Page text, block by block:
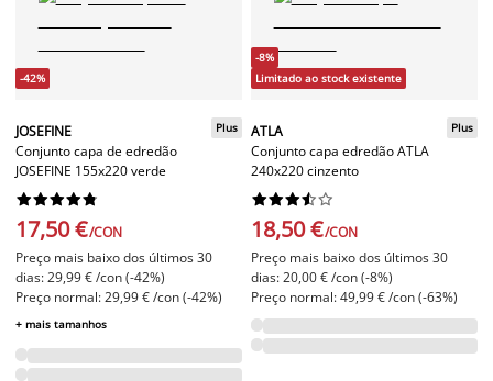
-42%
JOSEFINE
Conjunto capa de edredão
JOSEFINE 155x220 verde
Plus






17,50 €/CON
Preço mais baixo dos últimos 30
dias: 29,99 € /con (-42%)
Preço normal: 29,99 € /con (-42%)
+ mais tamanhos
-8%
Limitado ao stock existente
ATLA
Conjunto capa edredão ATLA
240x220 cinzento
Plus






18,50 €/CON
Preço mais baixo dos últimos 30
dias: 20,00 € /con (-8%)
Preço normal: 49,99 € /con (-63%)